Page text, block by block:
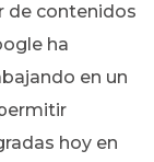
de contenidos
ha
en un
hoy en